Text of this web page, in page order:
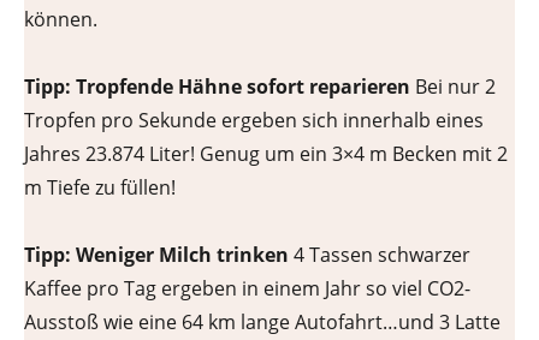
können.
Tipp: Tropfende Hähne sofort reparieren Bei nur 2
Tropfen pro Sekunde ergeben sich innerhalb eines
Jahres 23.874 Liter! Genug um ein 3×4 m Becken mit 2
m Tiefe zu füllen!
Tipp: Weniger Milch trinken 4 Tassen schwarzer
Kaffee pro Tag ergeben in einem Jahr so viel CO2-
Ausstoß wie eine 64 km lange Autofahrt…und 3 Latte